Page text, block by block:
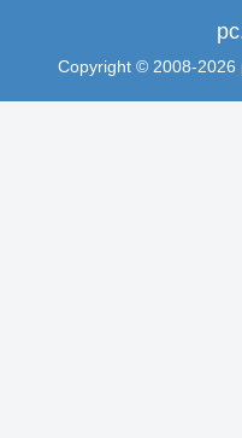
Copyright © 2008-2026